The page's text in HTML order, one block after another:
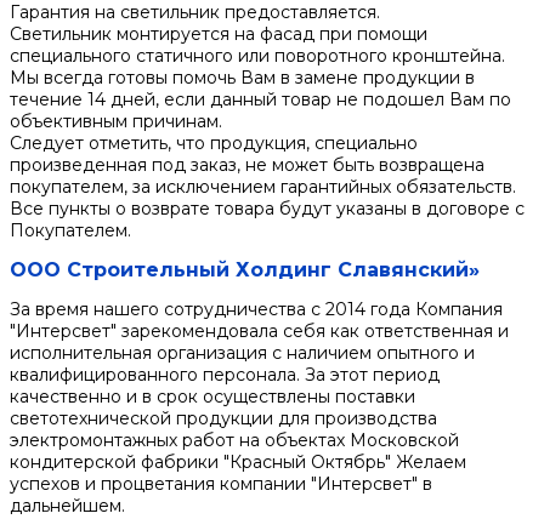
Гарантия на светильник предоставляется.
Светильник монтируется на фасад при помощи
специального статичного или поворотного кронштейна.
Мы всегда готовы помочь Вам в замене продукции в
течение 14 дней, если данный товар не подошел Вам по
объективным причинам.
Следует отметить, что продукция, специально
произведенная под заказ, не может быть возвращена
покупателем, за исключением гарантийных обязательств.
Все пункты о возврате товара будут указаны в договоре с
Покупателем.
ООО Строительный Холдинг Славянский»
За время нашего сотрудничества с 2014 года Компания
"Интерсвет" зарекомендовала себя как ответственная и
исполнительная организация с наличием опытного и
квалифицированного персонала. За этот период
качественно и в срок осуществлены поставки
светотехнической продукции для производства
электромонтажных работ на объектах Московской
кондитерской фабрики "Красный Октябрь" Желаем
успехов и процветания компании "Интерсвет" в
дальнейшем.